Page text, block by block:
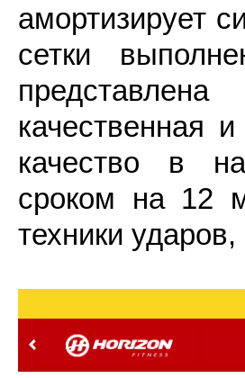
амортизирует
сетки
качественная
качество в
сроком на 12
техники